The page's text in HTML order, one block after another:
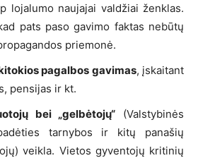
lojalumo naujajai valdžiai ženklas.
pats paso gavimo faktas nebūtų
priemonė.
pagalbos gavimas, įskaitant
pensijas ir kt.
bei „gelbėtojų“ (Valstybinės
tarnybos ir kitų panašių
veikla. Vietos gyventojų kritinių